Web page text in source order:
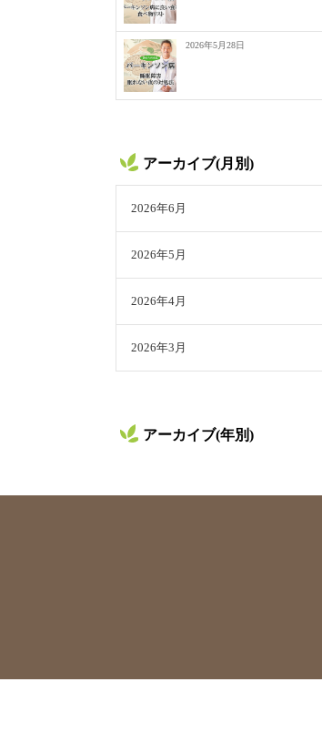
2026年5月28日
アーカイブ(月別)
2026年6月
2026年5月
2026年4月
2026年3月
アーカイブ(年別)